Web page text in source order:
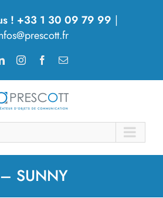
! +33 1 30 09 79 99 |
LinkedInInstagramFacebook
Email
SUNNY